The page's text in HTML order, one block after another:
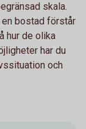
skala.
bostad förstår
hur de olika
har du
och